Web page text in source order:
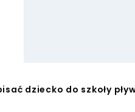
dziecko do szkoły